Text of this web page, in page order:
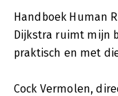
Handboek Human
Dijkstra ruimt mijn
praktisch en met
Cock Vermolen,